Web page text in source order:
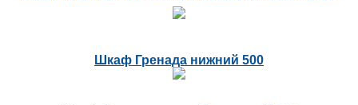
Шкаф Гренада нижний 500